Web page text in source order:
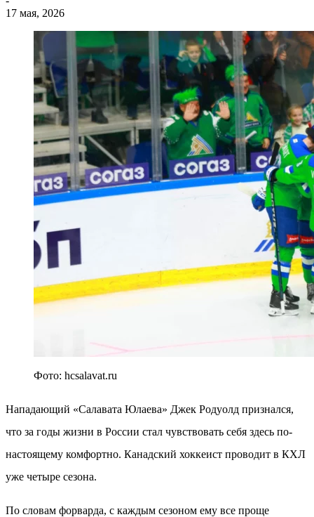
17 мая, 2026
Фото: hcsalavat.ru
Нападающий «Салавата Юлаева» Джек Родуолд признался,
что за годы жизни в России стал чувствовать себя здесь по-
настоящему комфортно. Канадский хоккеист проводит в КХЛ
уже четыре сезона.
По словам форварда, с каждым сезоном ему все проще